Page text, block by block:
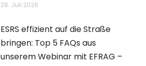
28. Juli 2026
ESRS effizient auf die Straße
bringen: Top 5 FAQs aus
unserem Webinar mit EFRAG –